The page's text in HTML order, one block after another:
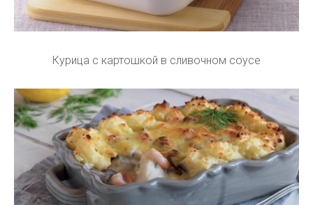
Курица с картошкой в сливочном соусе